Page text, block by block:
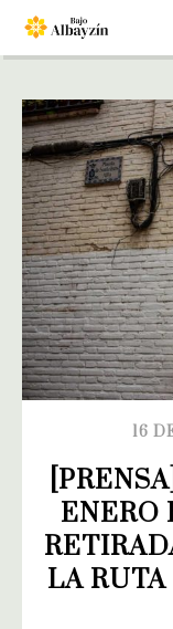
16
ENERO
LA